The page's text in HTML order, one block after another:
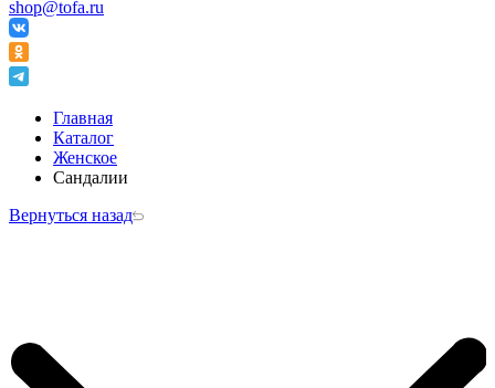
shop@tofa.ru
Главная
Каталог
Женское
Сандалии
Вернуться назад